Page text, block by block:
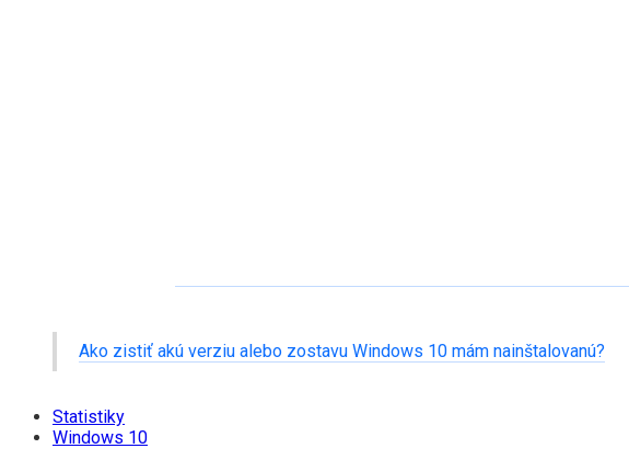
Ako zistiť akú verziu alebo zostavu Windows 10 mám nainštalovanú?
Statistiky
Windows 10